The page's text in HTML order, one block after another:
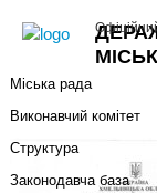
Міський голова
Міська рада
Виконавчий комітет
Структура
Законодавча база